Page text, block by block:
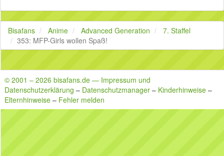
Bisafans Anime Advanced Generation
7. Staffel
353: MFP-Girls wollen Spaß!
© 2001 – 2026 bisafans.de — Impressum und
Datenschutzerklärung – Datenschutzmanager – Kinderhinweise –
Elternhinweise – Fehler melden